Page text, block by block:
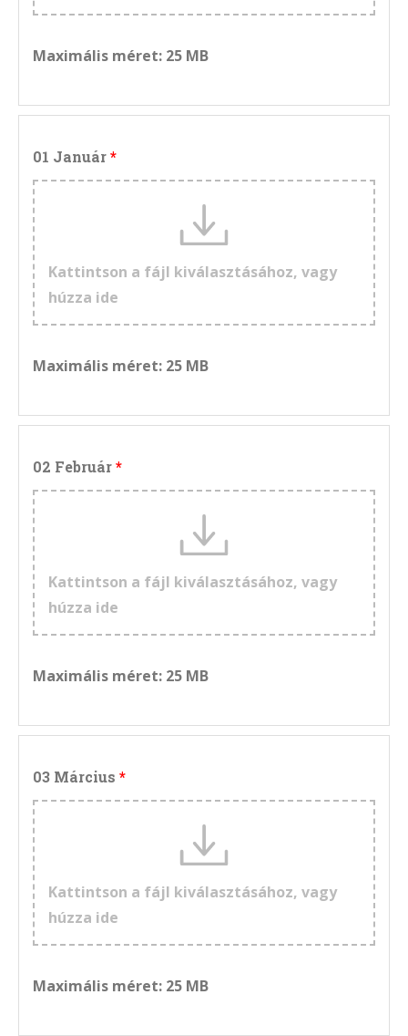
Maximális méret: 25 MB
01 Január
Kattintson a fájl kiválasztásához, vagy
húzza ide
Maximális méret: 25 MB
02 Február
Kattintson a fájl kiválasztásához, vagy
húzza ide
Maximális méret: 25 MB
03 Március
Kattintson a fájl kiválasztásához, vagy
húzza ide
Maximális méret: 25 MB